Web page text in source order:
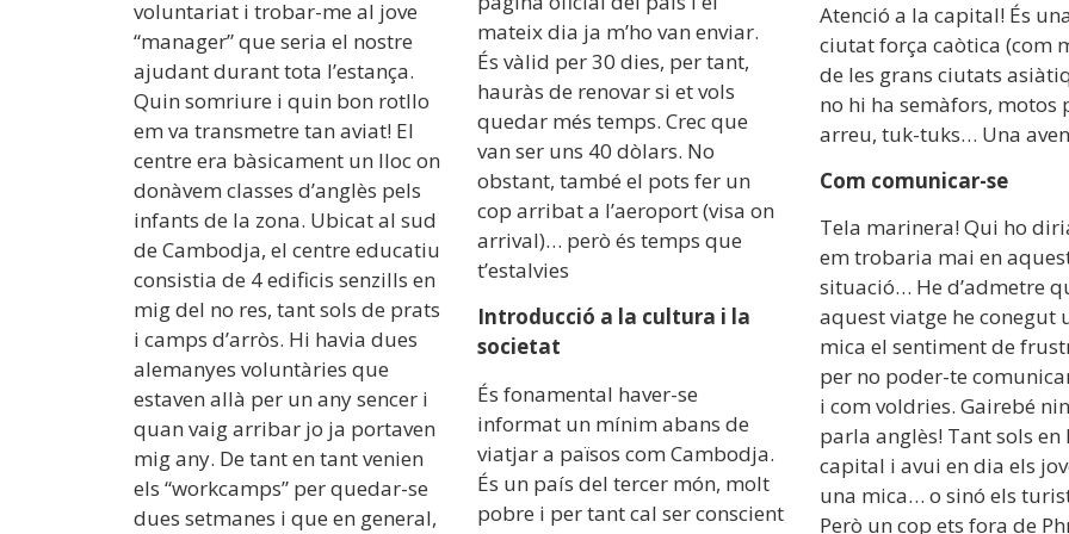
voluntariat i trobar-me al jove
“manager” que seria el nostre
ajudant durant tota l’estança.
Quin somriure i quin bon rotllo
em va transmetre tan aviat! El
centre era bàsicament un lloc on
donàvem classes d’anglès pels
infants de la zona. Ubicat al sud
de Cambodja, el centre educatiu
consistia de 4 edificis senzills en
mig del no res, tant sols de prats
i camps d’arròs. Hi havia dues
alemanyes voluntàries que
estaven allà per un any sencer i
quan vaig arribar jo ja portaven
mig any. De tant en tant venien
els “workcamps” per quedar-se
dues setmanes i que en general,
mateix dia ja m’ho van enviar.
És vàlid per 30 dies, per tant,
hauràs de renovar si et vols
quedar més temps. Crec que
van ser uns 40 dòlars. No
obstant, també el pots fer un
cop arribat a l’aeroport (visa on
arrival)… però és temps que
t’estalvies
Introducció a la cultura i la
societat
És fonamental haver-se
informat un mínim abans de
viatjar a països com Cambodja.
És un país del tercer món, molt
pobre i per tant cal ser conscient
Atenció a la capital! És
ciutat força caòtica (com
de les grans ciutats
no hi ha semàfors, motos
arreu, tuk-tuks… Una
Com comunicar-se
Tela marinera! Qui ho
em trobaria mai en
situació… He d’admetre
aquest viatge he conegut
mica el sentiment de
per no poder-te
i com voldries. Gairebé
parla anglès! Tant sols en
capital i avui en dia els
una mica… o sinó els
Però un cop ets fora de